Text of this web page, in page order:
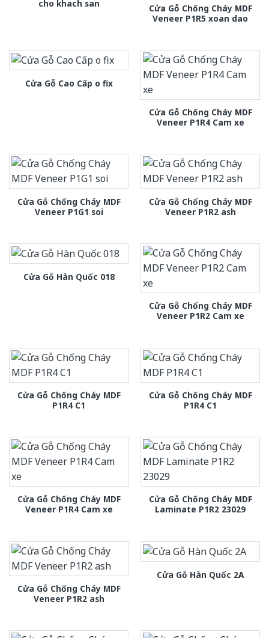
cho khach san
Cửa Gỗ Chống Cháy MDF
Veneer P1R5 xoan dao
Cửa Gỗ Cao Cấp o fix
Cửa Gỗ Chống Cháy MDF
Veneer P1R4 Cam xe
Cửa Gỗ Chống Cháy MDF
Veneer P1G1 soi
Cửa Gỗ Chống Cháy MDF
Veneer P1R2 ash
Cửa Gỗ Hàn Quốc 018
Cửa Gỗ Chống Cháy MDF
Veneer P1R2 Cam xe
Cửa Gỗ Chống Cháy MDF
P1R4 C1
Cửa Gỗ Chống Cháy MDF
P1R4 C1
Cửa Gỗ Chống Cháy MDF
Veneer P1R4 Cam xe
Cửa Gỗ Chống Cháy MDF
Laminate P1R2 23029
Cửa Gỗ Chống Cháy MDF
Veneer P1R2 ash
Cửa Gỗ Hàn Quốc 2A